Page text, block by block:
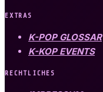
EXTRAS
K-POP GLOSSAR
K-KOP EVENTS
RECHTLICHES